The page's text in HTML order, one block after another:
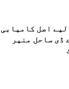
اصل کامیابی
ڈی ساحل منیر